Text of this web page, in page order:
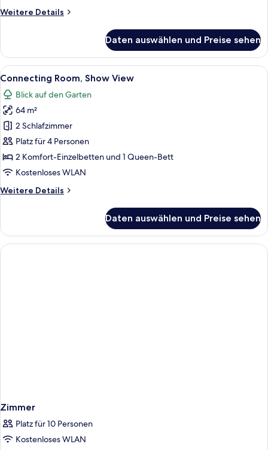
Weitere Details
Weitere
Suite,
Stadtblick
Daten auswählen und Preise sehen
Alle
Fotos
für
Connecting
Room,
Show
View
anzeigen
Ein Innenhof mit beleuchteten
16
Connecting Room, Show View
Blick auf den Garten
64 m²
2 Schlafzimmer
Platz für 4 Personen
2 Komfort-Einzelbetten und 1 Queen-Bett
Kostenloses WLAN
Weitere Details
Weitere
Room,
Show
View
Daten auswählen und Preise sehen
Zimmer
Platz für 10 Personen
Kostenloses WLAN